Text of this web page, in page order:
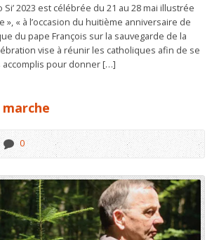
Si’ 2023 est célébrée du 21 au 28 mai illustrée
», « à l’occasion du huitième anniversaire de
du pape François sur la sauvegarde de la
vise à réunir les catholiques afin de se
pour donner […]
marche
0